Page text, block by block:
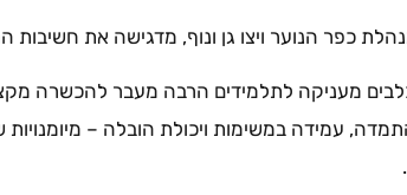
כפר הנוער ויצו גן ונוף, מדגישה את חשיבות
מעניקה לתלמידים הרבה מעבר להכשרה
עמידה במשימות ויכולת הובלה –